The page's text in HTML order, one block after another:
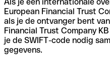
Als je een internationale
European Financial Trust
als je de ontvanger bent
Financial Trust Company
je de SWIFT-code nodig
gegevens.